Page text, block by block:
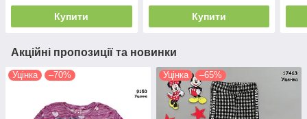
Купити Купити
Акційні пропозиції та новинки
Уцінка –70% Уцінка –65%